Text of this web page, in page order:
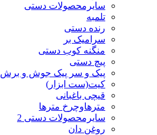
سایرمحصولات دستی
تلمبه
رنده دستی
سرامیک بر
منگنه کوب دستی
پیچ دستی
پیک و سر پیک جوش و برش
کیت(ست ابزار)
قیچی باغبانی
مترهاوچرخ مترها
سایرمحصولات دستی 2
روغن دان